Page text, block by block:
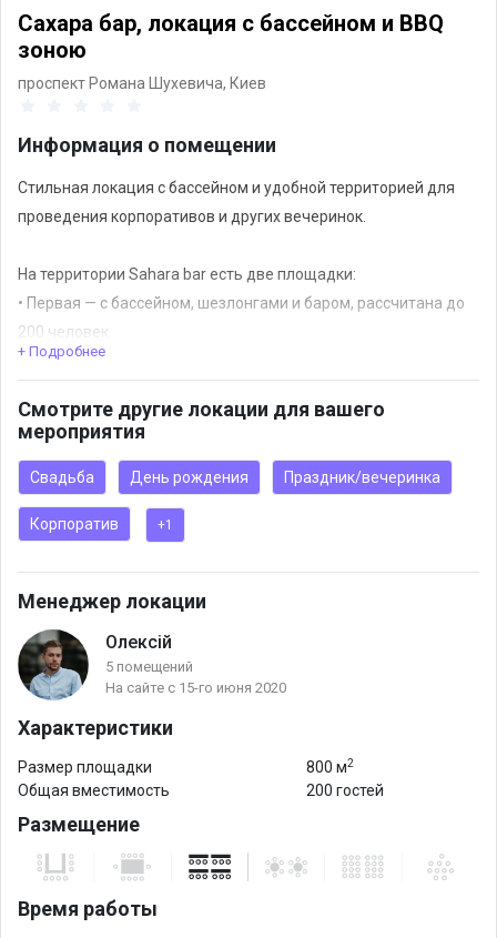
Сахара бар, локация с бассейном и BBQ
зоною
проспект Романа Шухевича, Киев
Информация о помещении
Стильная локация с бассейном и удобной территорией для
проведения корпоративов и других вечеринок.
На территории Sahara bar есть две площадки:
• Первая — с бассейном, шезлонгами и баром, рассчитана до
200 человек.
• Вторая — отдельная двухэтажная летняя терраса на газоне
танцев и неформального отдыха до 150 человек.
Вы можете арендовать площадку полностью и прийти со
своим кейтерингом или воспользоваться всем необходимым,
что предлагает локация: бар, кальян-сервис, BBQ-меню,
+ Подробнее
Смотрите другие локации для вашего
мероприятия
Свадьба День рождения Праздник/вечеринка
Корпоратив +1
Менеджер локации
Олексій
5 помещений
На сайте с 15-го июня 2020
Характеристики
Размер площадки 800 м2
Общая вместимость 200 гостей
Размещение
Время работы